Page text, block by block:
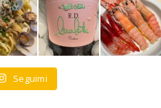
Seguimi